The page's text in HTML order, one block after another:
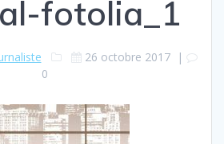
fotolia_1
26 octobre 2017|
0